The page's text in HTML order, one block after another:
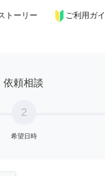
トーリー ご利用ガ
い事 ペット 料理
依頼相談
2
希望日時